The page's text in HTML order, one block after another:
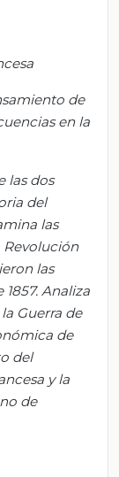
de
en la
las dos
del
las
Revolución
las
Analiza
Guerra de
de
del
y la
de